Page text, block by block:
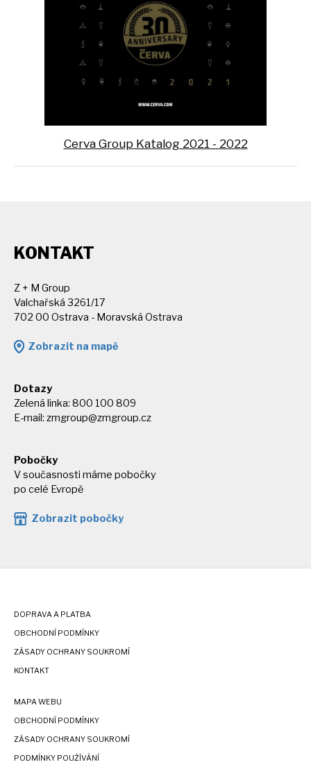
Cerva Group Katalog 2021 - 2022
KONTAKT
Z + M Group
Valchařská 3261/17
702 00 Ostrava - Moravská Ostrava
Zobrazit na mapě
Dotazy
Zelená linka: 800 100 809
E-mail: zmgroup@zmgroup.cz
Pobočky
V současnosti máme pobočky
po celé Evropě
Zobrazit pobočky
DOPRAVA A PLATBA
OBCHODNÍ PODMÍNKY
ZÁSADY OCHRANY SOUKROMÍ
KONTAKT
MAPA WEBU
OBCHODNÍ PODMÍNKY
ZÁSADY OCHRANY SOUKROMÍ
PODMÍNKY POUŽÍVÁNÍ